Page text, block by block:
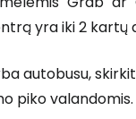
yra iki 2 kartų
autobusu,
piko valandomis.